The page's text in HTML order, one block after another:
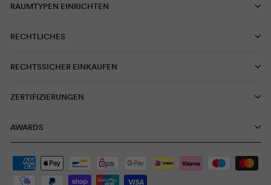
RAUMTYPEN EINRICHTEN
RECHTLICHES
RECHTSSICHER EINKAUFEN
ZERTIFIZIERUNGEN
AWARDS